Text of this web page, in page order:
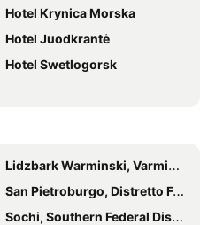
Hotel Krynica Morska
Hotel Juodkrantė
Hotel Swetlogorsk
Lidzbark Warminski, Varmia-Masuria Hotel
San Pietroburgo, Distretto Federale Nordoccidentale Hotel
Sochi, Southern Federal District Hotel